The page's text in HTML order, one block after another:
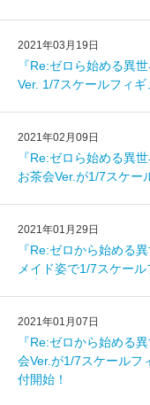
2021年03月19日
『Re:ゼロら始める異
Ver. 1/7スケールフィギ
2021年02月09日
『Re:ゼロら始める異
お茶会Ver.が1/7スケー
2021年01月29日
『Re:ゼロから始める
メイド姿で1/7スケール
2021年01月07日
『Re:ゼロから始める
会Ver.が1/7スケール
付開始！